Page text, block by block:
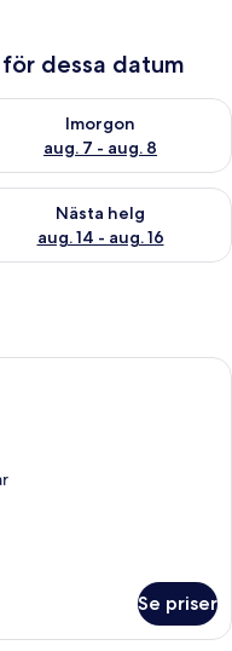
dessa datum
6 - aug. 7
Imorgon
aug. 7 - aug. 8
tillgängligheten
helgen aug. 7 - aug. 9
Nästa helg
aug. 14 - aug. 16
tillgängligheten
med en stor säng,
Se priser